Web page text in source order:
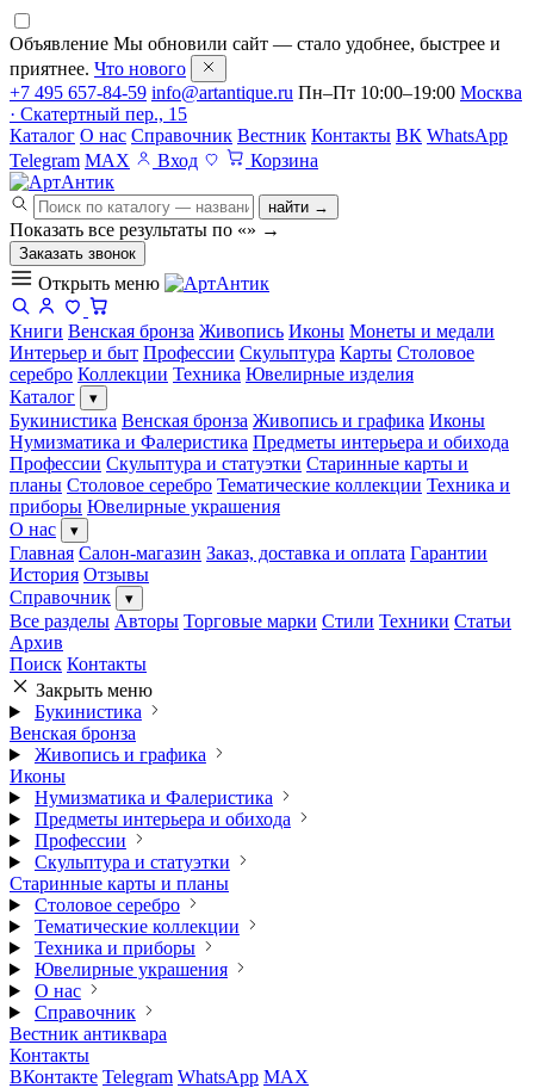
Объявление Мы обновили сайт — стало удобнее, быстрее и
приятнее. Что нового
+7 495 657-84-59 info@artantique.ru Пн–Пт 10:00–19:00 Москва
· Скатертный пер., 15
Каталог О нас Справочник Вестник Контакты ВК WhatsApp
Telegram MAX Вход Корзина
найти →
Показать все результаты по «» →
Заказать звонок
Открыть меню
Книги Венская бронза Живопись Иконы Монеты и медали
Интерьер и быт Профессии Скульптура Карты Столовое
серебро Коллекции Техника Ювелирные изделия
Каталог
▾
Букинистика Венская бронза Живопись и графика Иконы
Нумизматика и Фалеристика Предметы интерьера и обихода
Профессии Скульптура и статуэтки Старинные карты и
планы Столовое серебро Тематические коллекции Техника и
приборы Ювелирные украшения
О нас
▾
Главная Салон-магазин Заказ, доставка и оплата Гарантии
История Отзывы
Справочник
▾
Все разделы Авторы Торговые марки Стили Техники Статьи
Архив
Поиск Контакты
Закрыть меню
Букинистика
Венская бронза
Живопись и графика
Иконы
Нумизматика и Фалеристика
Предметы интерьера и обихода
Профессии
Скульптура и статуэтки
Старинные карты и планы
Столовое серебро
Тематические коллекции
Техника и приборы
Ювелирные украшения
О нас
Справочник
Вестник антиквара
Контакты
ВКонтакте Telegram WhatsApp MAX